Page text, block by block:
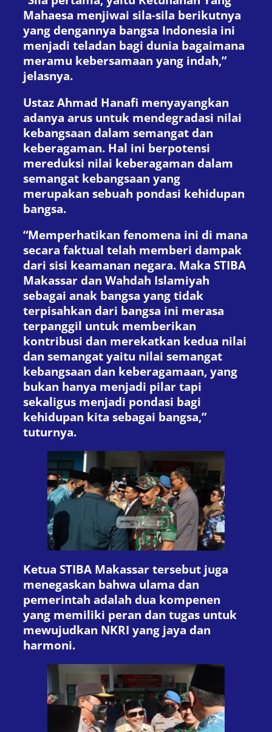
Mahaesa menjiwai sila-sila berikutnya
yang dengannya bangsa Indonesia ini
menjadi teladan bagi dunia bagaimana
meramu kebersamaan yang indah,”
jelasnya.
Ustaz Ahmad Hanafi menyayangkan
adanya arus untuk mendegradasi nilai
kebangsaan dalam semangat dan
keberagaman. Hal ini berpotensi
mereduksi nilai keberagaman dalam
semangat kebangsaan yang
merupakan sebuah pondasi kehidupan
bangsa.
“Memperhatikan fenomena ini di mana
secara faktual telah memberi dampak
dari sisi keamanan negara. Maka STIBA
Makassar dan Wahdah Islamiyah
sebagai anak bangsa yang tidak
terpisahkan dari bangsa ini merasa
terpanggil untuk memberikan
kontribusi dan merekatkan kedua nilai
dan semangat yaitu nilai semangat
kebangsaan dan keberagamaan, yang
bukan hanya menjadi pilar tapi
sekaligus menjadi pondasi bagi
kehidupan kita sebagai bangsa,”
tuturnya.
Ketua STIBA Makassar tersebut juga
menegaskan bahwa ulama dan
pemerintah adalah dua kompenen
yang memiliki peran dan tugas untuk
mewujudkan NKRI yang jaya dan
harmoni.